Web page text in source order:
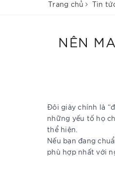
Trang chủ Tin
NÊN
Đôi giày chính là
những yếu tố họ
thể hiện.
Nếu bạn đang
phù hợp nhất với